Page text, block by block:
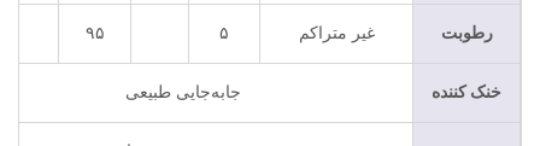
رطوبت غیر متراکم ۵ ۹۵
خنک کننده جابه‌جایی طبیعی